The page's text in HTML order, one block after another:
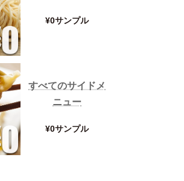
¥0サンプル
すべてのサイドメ
ニュー
¥0サンプル